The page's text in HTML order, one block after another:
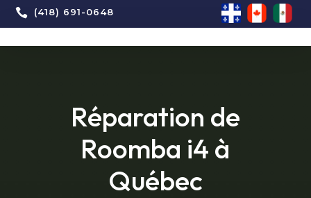
 (418) 691-0648
Réparation de
Roomba i4 à
Québec